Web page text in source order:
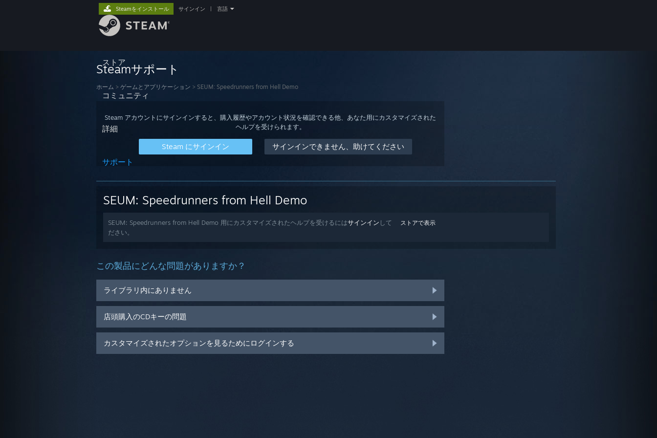
ストア
コミュニティ
詳細
サポート
Steamをインストール サインイン 言語
Steamサポート
ホーム > ゲームとアプリケーション > SEUM: Speedrunners from Hell Demo
Steam アカウントにサインインすると、購入履歴やアカウント状況を確認できる他、あなた用にカスタマイズされた
ヘルプを受けられます。
Steam にサインイン サインインできません、助けてください
SEUM: Speedrunners from Hell Demo
ストアで表示
SEUM: Speedrunners from Hell Demo 用にカスタマイズされたヘルプを受けるにはサインイン して
ださい。
この製品にどんな問題がありますか？
ライブラリ内にありません
店頭購入のCDキーの問題
カスタマイズされたオプションを見るためにログインする